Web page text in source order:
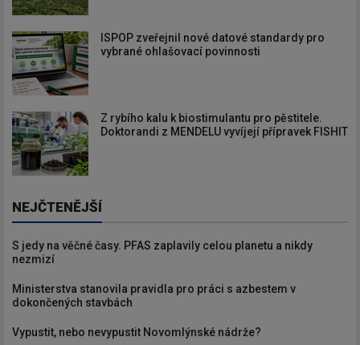
ISPOP zveřejnil nové datové standardy pro
vybrané ohlašovací povinnosti
Z rybího kalu k biostimulantu pro pěstitele.
Doktorandi z MENDELU vyvíjejí přípravek FISHIT
NEJČTENĚJŠÍ
S jedy na věčné časy. PFAS zaplavily celou planetu a nikdy
nezmizí
Ministerstva stanovila pravidla pro práci s azbestem v
dokončených stavbách
Vypustit, nebo nevypustit Novomlýnské nádrže?